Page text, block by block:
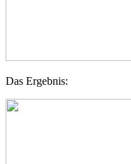
Das Ergebnis: